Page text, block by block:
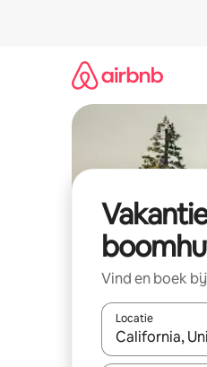
Vind en boek
Locatie
Wanneer er